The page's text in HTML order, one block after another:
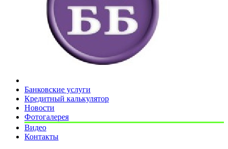
Банковские услуги
Кредитный калькулятор
Новости
Фотогалерея
Видео
Контакты